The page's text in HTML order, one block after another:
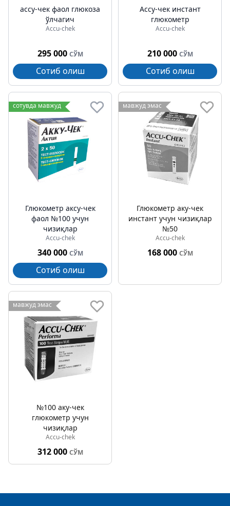
аccу-чек фаол глюкоза
ўлчагич
Accu-chek
295 000 СЎМ
Сотиб олиш
Аccу-чек инстант
глюкометр
Accu-chek
210 000 СЎМ
Сотиб олиш
сотувда мавжуд
Глюкометр акcу-чек
фаол №100 учун
чизиқлар
Accu-chek
340 000 СЎМ
Сотиб олиш
мавжуд эмас
Глюкометр аку-чек
инстант учун чизиқлар
№50
Accu-chek
168 000 СЎМ
мавжуд эмас
№100 аку-чек
глюкометр учун
чизиқлар
Accu-chek
312 000 СЎМ